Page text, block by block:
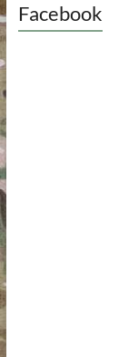
Facebook